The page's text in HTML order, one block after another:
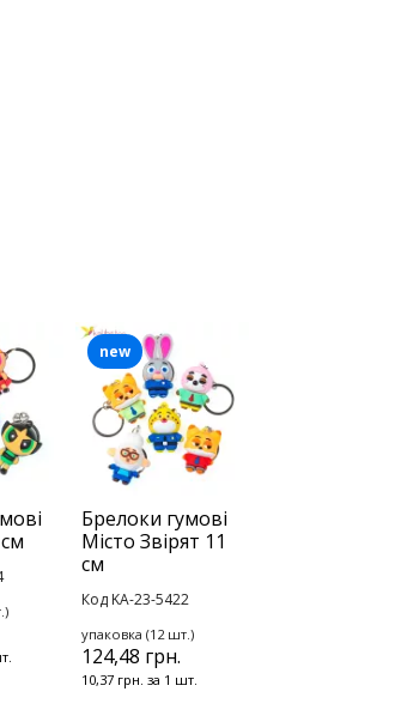
Брелоки гумові
Місто Звірят 11
см
Код KA-23-5422
упаковка (12 шт.)
124,48 грн.
10,37 грн. за 1 шт.
new